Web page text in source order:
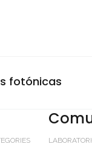
fotónicas